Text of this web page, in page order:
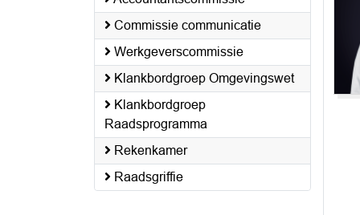
Commissie communicatie
Werkgeverscommissie
Klankbordgroep Omgevingswet
Klankbordgroep
Raadsprogramma
Rekenkamer
Raadsgriffie